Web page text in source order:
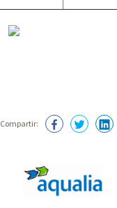
Compartir: